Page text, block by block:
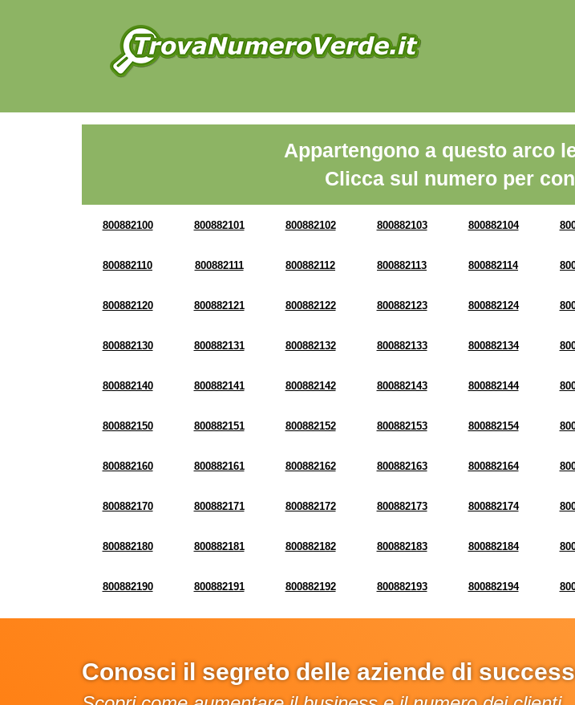
Appartengono a questo arco
Clicca sul numero per
800882100 800882101 800882102 800882103 800882104
800882110 800882111 800882112 800882113 800882114
800882120 800882121 800882122 800882123 800882124
800882130 800882131 800882132 800882133 800882134
800882140 800882141 800882142 800882143 800882144
800882150 800882151 800882152 800882153 800882154
800882160 800882161 800882162 800882163 800882164
800882170 800882171 800882172 800882173 800882174
800882180 800882181 800882182 800882183 800882184
800882190 800882191 800882192 800882193 800882194
Conosci il segreto delle aziende di